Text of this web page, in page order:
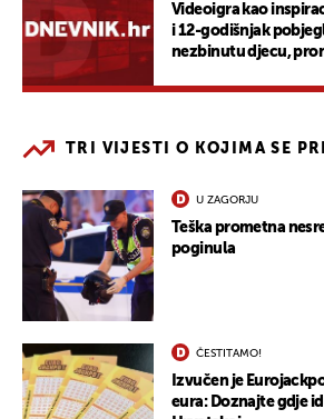
Videoigra kao
i 12-godišnjak
nezbinutu djecu,
TRI VIJESTI O KOJIMA SE
U ZAGORJU
Teška prometna
poginula
ČESTITAMO!
Izvučen je
eura: Doznajte gdje